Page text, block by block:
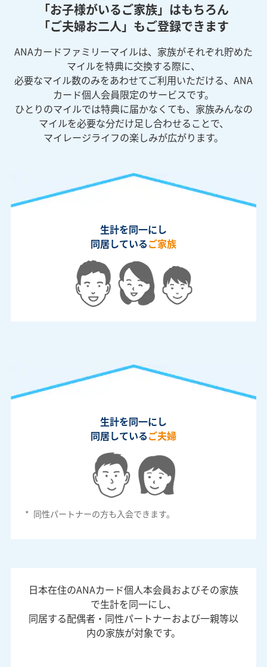
「お子様がいるご家族」はもちろん
「ご夫婦お二人」もご登録できます
ANAカードファミリーマイルは、家族がそれぞれ貯めた
マイルを特典に交換する際に、
必要なマイル数のみをあわせてご利用いただける、ANA
カード個人会員限定のサービスです。
ひとりのマイルでは特典に届かなくても、家族みんなの
マイルを必要な分だけ足し合わせることで、
マイレージライフの楽しみが広がります。
生計を同一にし
同居しているご家族
生計を同一にし
同居しているご夫婦
* 同性パートナーの方も入会できます。
日本在住のANAカード個人本会員およびその家族
で生計を同一にし、
同居する配偶者・同性パートナーおよび一親等以
内の家族が対象です。